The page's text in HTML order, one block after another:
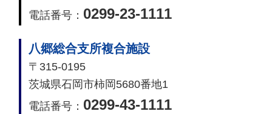
電話番号： 0299-23-1111
八郷総合支所複合施設
〒315-0195
茨城県石岡市柿岡5680番地1
電話番号： 0299-43-1111